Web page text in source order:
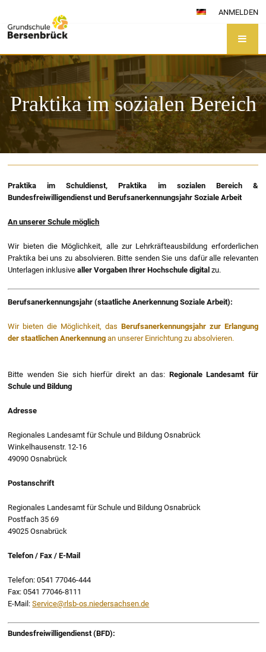
ANMELDEN
Praktika im sozialen Bereich
Praktika
im
sozialen
Praktika im Schuldienst, Praktika im sozialen Bereich &
Bundesfreiwilligendienst und Berufsanerkennungsjahr Soziale Arbeit
An unserer Schule möglich
Wir bieten die Möglichkeit, alle zur Lehrkräfteausbildung erforderlichen
Praktika bei uns zu absolvieren. Bitte senden Sie uns dafür alle relevanten
Unterlagen inklusivealler Vorgaben Ihrer Hochschule digital zu.
Berufsanerkennungsjahr (staatliche Anerkennung Soziale Arbeit):
Wir bieten die Möglichkeit, das Berufsanerkennungsjahr zur Erlangung
der staatlichen Anerkennung an unserer Einrichtung zu absolvieren.
Bitte wenden Sie sich hierfür direkt an das: Regionale Landesamt für
Schule und Bildung
Adresse
Regionales Landesamt für Schule und Bildung Osnabrück
Winkelhausenstr. 12-16
49090 Osnabrück
Postanschrift
Regionales Landesamt für Schule und Bildung Osnabrück
Postfach 35 69
49025 Osnabrück
Telefon / Fax / E-Mail
Telefon: 0541 77046-444
Fax: 0541 77046-8111
E-Mail:Service@rlsb-os.niedersachsen.de
Bundesfreiwilligendienst (BFD):